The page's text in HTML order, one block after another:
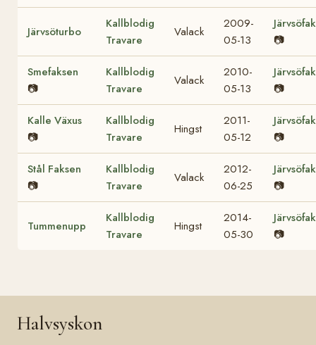
Järvsöturbo
Kallblodig
Travare
Valack
2009-
05-13
📷
Smefaksen
📷
Kallblodig
Travare
Valack
2010-
05-13
📷
Kalle Växus
📷
Kallblodig
Travare
Hingst
2011-
05-12
📷
Stål Faksen
📷
Kallblodig
Travare
Valack
2012-
06-25
📷
Tummenupp
Kallblodig
Travare
Hingst
2014-
05-30
📷
Halvsyskon